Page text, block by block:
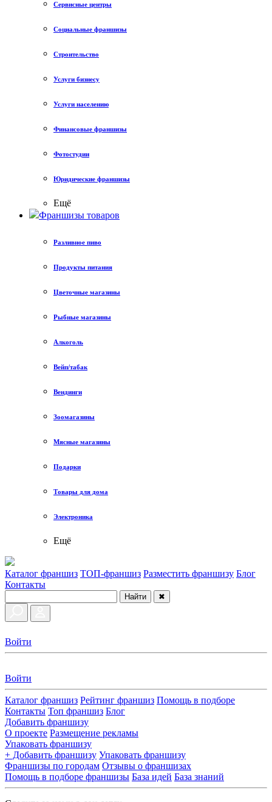
Сервисные центры
Социальные франшизы
Строительство
Услуги бизнесу
Услуги населению
Финансовые франшизы
Фотостудии
Юридические франшизы
Ещё
Франшизы товаров
Разливное пиво
Продукты питания
Цветочные магазины
Рыбные магазины
Алкоголь
Вейп/табак
Вендинги
Зоомагазины
Мясные магазины
Подарки
Товары для дома
Электроника
Ещё
Каталог франшиз ТОП-франшиз Разместить франшизу Блог
Контакты
Найти ✖
Войти
Войти
Каталог франшиз Рейтинг франшиз Помощь в подборе
Контакты Топ франшиз Блог
Добавить франшизу
О проекте Размещение рекламы
Упаковать франшизу
+ Добавить франшизу Упаковать франшизу
Франшизы по городам Отзывы о франшизах
Помощь в подборе франшизы База идей База знаний